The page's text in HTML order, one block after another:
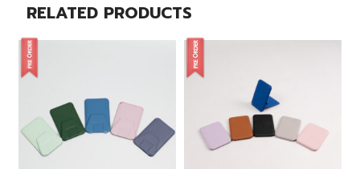
RELATED PRODUCTS